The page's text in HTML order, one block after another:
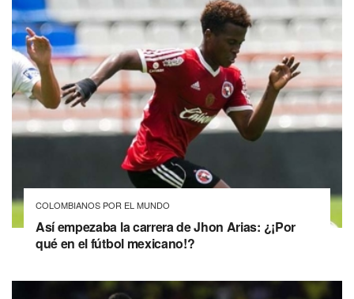
COLOMBIANOS POR EL MUNDO
Así empezaba la carrera de Jhon Arias: ¿¡Por
qué en el fútbol mexicano!?